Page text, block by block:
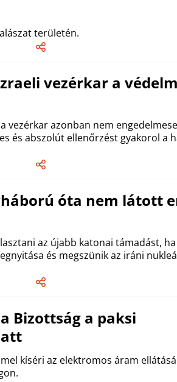
területén.
vezérkar a
vezérkar azonban nem
és abszolút ellenőrzést gyakorol a
óta nem látott
az újabb katonai támadást, ha
és megszünik az iráni
Bizottság a paksi
kíséri az elektromos áram